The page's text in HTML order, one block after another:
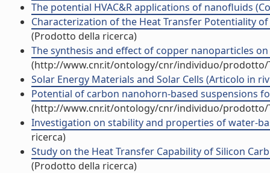
The potential HVAC&R applications of nanofluids
Characterization of the Heat Transfer Potentiality
(Prodotto della ricerca)
The synthesis and effect of copper nanoparticles
(http://www.cnr.it/ontology/cnr/individuo/prodotto/
Solar Energy Materials and Solar Cells (Articolo in
Potential of carbon nanohorn-based suspensions
(http://www.cnr.it/ontology/cnr/individuo/prodotto/
Investigation on stability and properties of water-
ricerca)
Study on the Heat Transfer Capability of Silicon
(Prodotto della ricerca)